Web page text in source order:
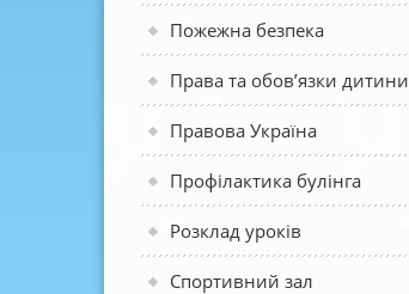
Пожежна безпека
Права та обов’язки дитини
Правова Україна
Профілактика булінга
Розклад уроків
Спортивний зал